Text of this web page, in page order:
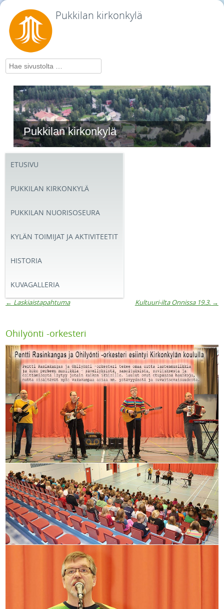
Pukkilan kirkonkylä
Hae
Pukkilan kirkonkylä
ETUSIVU
PUKKILAN KIRKONKYLÄ
PUKKILAN NUORISOSEURA
KYLÄN TOIMIJAT JA AKTIVITEETIT
HISTORIA
KUVAGALLERIA
← Laskiaistapahtuma Kultuuri-ilta Onnissa 19.3. →
Ohilyönti -orkesteri